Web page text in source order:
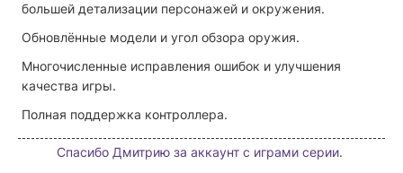
большей детализации персонажей и окружения.
Обновлённые модели и угол обзора оружия.
Многочисленные исправления ошибок и улучшения
качества игры.
Полная поддержка контроллера.
Спасибо Дмитрию за аккаунт с играми серии.